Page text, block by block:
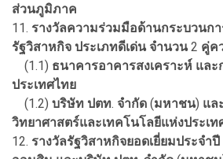
ส่วนภูมิภาค
11. รางวัลความร่วมมือด้านกระบวนก
รัฐวิสาหกิจ ประเภทดีเด่น จำนวน2 คู่ค
(1.1) ธนาคารอาคารสงเคราะห์ และ
ประเทศไทย
(1.2) บริษัท ปตท. จำกัด (มหาชน) แล
วิทยาศาสตร์และเทคโนโลยีแห่งประเท
12. รางวัลรัฐวิสาหกิจยอดเยี่ยมประจำปี